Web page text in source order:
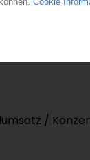
/
/